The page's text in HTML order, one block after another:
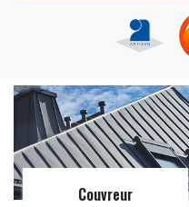
Couvreur